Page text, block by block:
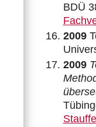
BDÜ
2009
2009